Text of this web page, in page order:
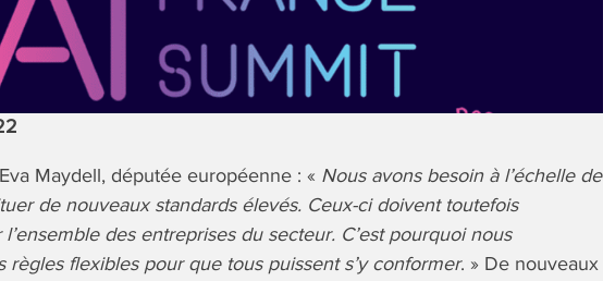
Maydell, députée européenne : « Nous avons besoin à l’échelle de
de nouveaux standards élevés. Ceux-ci doivent toutefois
des entreprises du secteur. C’est pourquoi nous
règles flexibles pour que tous puissent s’y conformer. » De nouveaux